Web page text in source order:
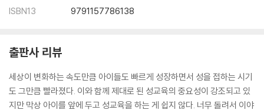
ISBN13 9791157786138
출판사 리뷰
세상이 변화하는 속도만큼 아이들도 빠르게 성장하면서 성을 접하는 시기
도 그만큼 빨라졌다. 이와 함께 제대로 된 성교육의 중요성이 강조되고 있
지만 막상 아이를 앞에 두고 성교육을 하는 게 쉽지 않다. 너무 돌려서 이야